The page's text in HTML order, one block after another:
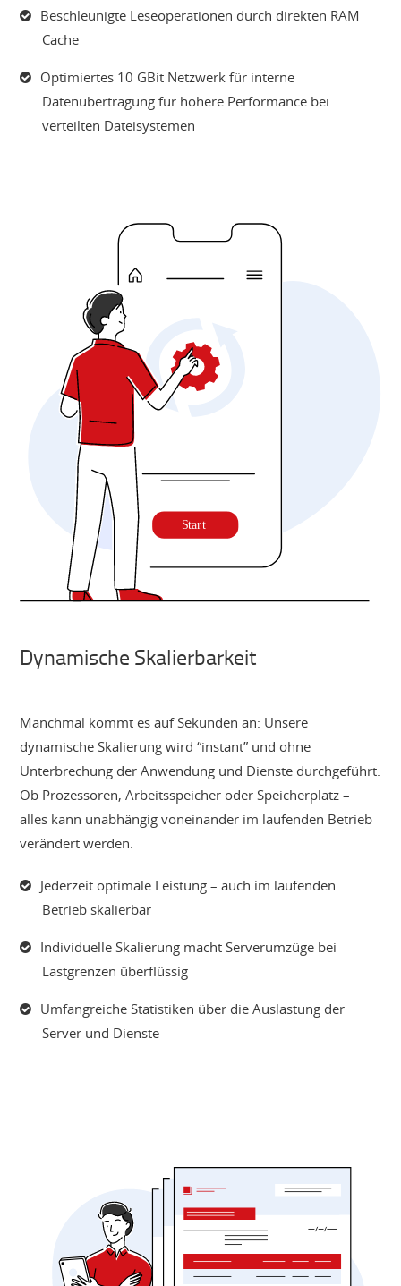
Beschleunigte Leseoperationen durch direkten RAM
Cache
Optimiertes 10 GBit Netzwerk für interne
Datenübertragung für höhere Performance bei
verteilten Dateisystemen
Dynamische Skalierbarkeit
Manchmal kommt es auf Sekunden an: Unsere
dynamische Skalierung wird “instant” und ohne
Unterbrechung der Anwendung und Dienste durchgeführt.
Ob Prozessoren, Arbeitsspeicher oder Speicherplatz –
alles kann unabhängig voneinander im laufenden Betrieb
verändert werden.
Jederzeit optimale Leistung – auch im laufenden
Betrieb skalierbar
Individuelle Skalierung macht Serverumzüge bei
Lastgrenzen überflüssig
Umfangreiche Statistiken über die Auslastung der
Server und Dienste